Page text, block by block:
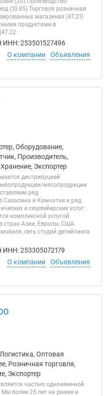
(10.85) Торговля розничная
магазинах (47.21)
продуктами в
ИНН: 253501527496
О компании
Объявления
Оборудование,
Производитель,
Экспортер
дистрибуцией
мясопродукции
ряд
Сахалина и Камчатки и ряд
и сюрвейерских услуг.
комплексной услугой
стран Азии, Европы, США.
сеть студий детейлинга
ИНН: 253305072179
О компании
Объявления
Оптовая
Розничная торговля,
Экспортер
частью одноименной
более 25 лет на рынке и